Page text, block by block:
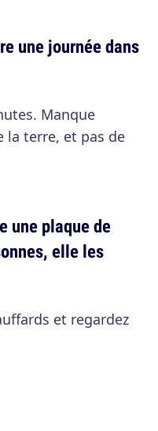
une journée dans
Manque
la terre, et pas de
une plaque de
elle les
et regardez